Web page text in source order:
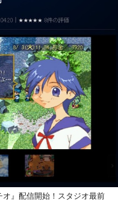
』配信開始！スタジオ最前